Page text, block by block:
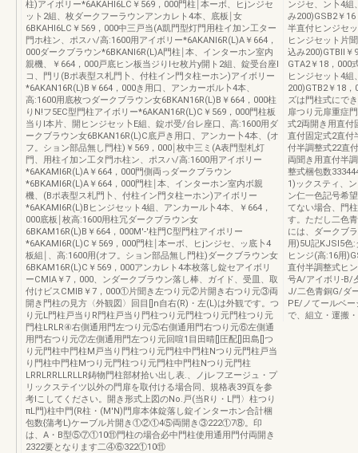
柱)アイボリー*6AKAHI6LC￥569，000門柱￨本ーボ、ヒjンジセ
ット2組、枚ダークフーラウンアンカレト4本、底板￨女
6BKAHI6LC￥569，000中三戸当(A凱門型灯門用柱イ加ン工ター
門ホ柱ン、ポスハ/高:1600用アイボリー*6AKANI6R(L)A￥664，
000ダークブラウン*6BKANI6R(L)A門柱￨本、インターホン室内
親機、￥664，000戸底ヒン板当ジりlセ枚片y開ト2組、錠受台座l
コ、門リ(Bポ表型ス札門卜、付柱イン門タ柱ーホン)アイボリー
*6AKAN16R(L)B￥664，000き用口、アンカーボル卜4本、
高:1600用底枚つダークブラウン女6BKAN16R(L)B￥664，000柱
りN!フ5EC型門柱アイボリー*6AKAN16R(L)C￥569，000門柱板
当りl本片、開ヒンジセッ卜E組、錠ポ受/台レ座口、高:1600用ダ
ークブラウン女6BKAN16R(L)C底戸き用口、アンカー卜4本、(オ
フ。ション部品無し門柱)￥569，000￨枚中三ミ(A表門型札灯
門、用柱イ加ン工タ門ホ柱ン、ポスハ/高:1600用アイボリー
*6AKAMI6R(L)A￥664，000門側両っダークブラウン
*6BKAMI6R(L)A￥664，000門柱￨本、インターホン室内ボ親
機、(Bポ表型ス札門卜、付柱イン門タ柱ーホン)アイボリー
*6AKAMI6R(L)Bヒンジセット4組、アンカール卜4本、￥664，
000底板￨枚高:1600用柱冗ダークブラウン女
6BKAM16R(L)B￥664，000M'-'柱門C型門柱アイポリー
*6AKAMI6R(L)C￥569，000門柱￨本ーボ、ヒjンジセ、ッ底卜4
板組￨、高:1600用(オフ。ション部品無し門柱)ダークブラウン女
6BKAM16R(L)C￥569，000アンカレト4本枚落し錠セアイボリ
ーCMIA￥7，000、ンダークブラウン落し棒、ガイド、受皿、取
付けビスCMIB￥7，000①片聞き左つり元②片開き右つり元③両
開き門柱の見方〈外観図〉回目[]n自右(R)・左(L)は外観です。つ
り元L門柱戸当りR門柱戸当り門柱つり元門柱つり元門柱つり元
門柱LRLR④右側通用門左つり元⑤右側通用門右つり元⑥左側通
用門右つり元⑦左側通用門左つり元回喧1目田晴[]圧配[]田島[]つ
り元門柱中門柱M戸当り門柱つり元門柱中門柱Nつり元門柱戸当
り門柱中門柱Mつり元門柱つり元門柱中門柱Nつり元門柱
LRRLRRLLRLLR鋳物門柱部材拾い出し表.、ノjレフヱージュ・プ
リックステイツ以外の門扉を取付ける場合同、規格表39頁を参
考lこしてください。開き形式上図のNo.戸(当Rり・L門〉柱つり
πL門)柱中門(R柱・(M'N)門扉本体錠落し錠インターホン合計梱
包数{蒲考L)ケーブル片開き①②①4⑤両開き③222①7⑧。印
は、A・B型⑤⑦①10⑪門柱の場合必中門柱使用通用門付両開き
2322要となります二④⑥322①10⑪
ンジセ、ン卜4組
み200)GSB2￥
半直付ヒンジセ
ヒンジセット片
込み200)GTBII￥
GTA2￥18，000
ヒンジセット4
200)GTB2￥18
ズは門柱式にで
扉つり元扉重症
式2両開き用直付
直付固定式2直付
付半調整式22直
両聞き用直付半
整式梱包数
1)ックスティ、
ン仁一色記号希
てない場合、門
す。ただし二色
には、ダークブ
用)5U記KJSI5色
ヒンジ(高:16用
直付半調整式ヒ
号A/アイボリ-B/
J/二色青銅G/ダ
PE/ノてールベ
で、組立・運搬